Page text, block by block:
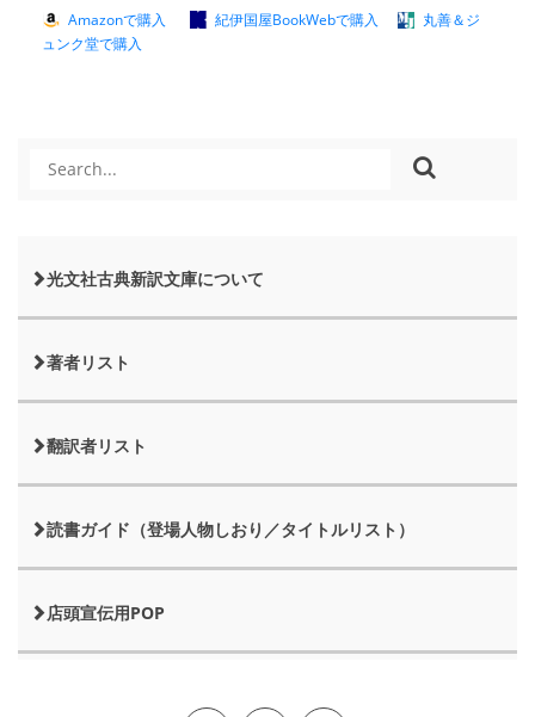
Amazonで購入 紀伊国屋BookWebで購入
丸善＆ジ
ュンク堂で購入
光文社古典新訳文庫について
著者リスト
翻訳者リスト
読書ガイド（登場人物しおり／タイトルリスト）
店頭宣伝用POP